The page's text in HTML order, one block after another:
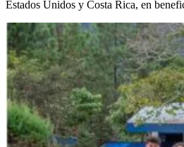
Estados Unidos y Costa Rica, en